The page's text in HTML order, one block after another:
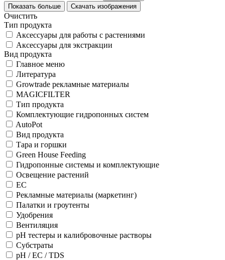
Показать больше
Скачать изображения
Очистить
Тип продукта
Аксессуары для работы с растениями
Аксессуары для экстракции
Вид продукта
Главное меню
Литература
Growtrade рекламные материалы
MAGICFILTER
Тип продукта
Комплектующие гидропонных систем
AutoPot
Вид продукта
Тара и горшки
Green House Feeding
Гидропонные системы и комплектующие
Освещение растений
EC
Рекламные материалы (маркетинг)
Палатки и гроутенты
Удобрения
Вентиляция
pH тестеры и калибровочные растворы
Субстраты
pH / EC / TDS